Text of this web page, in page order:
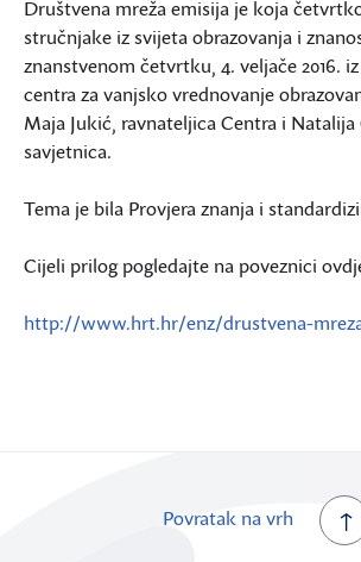
Društvena mreža emisija je koja
stručnjake iz svijeta obrazovanja i
znanstvenom četvrtku, 4. veljače 2016.
centra za vanjsko vrednovanje
Maja Jukić, ravnateljica Centra i
savjetnica.
Tema je bila Provjera znanja i
Cijeli prilog pogledajte na poveznici
http://www.hrt.hr/enz/drustvena-
Povratak na vrh